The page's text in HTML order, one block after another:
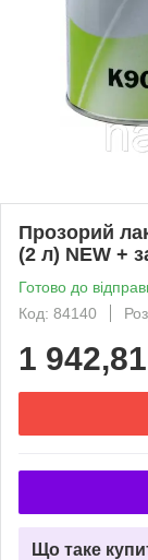
Прозорий
(2 л) NEW +
Готово до
Код: 84140
1 942,81
Що таке